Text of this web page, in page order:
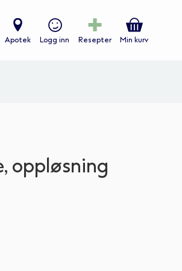
Apotek Logg inn Resepter Min kurv
oppløsning